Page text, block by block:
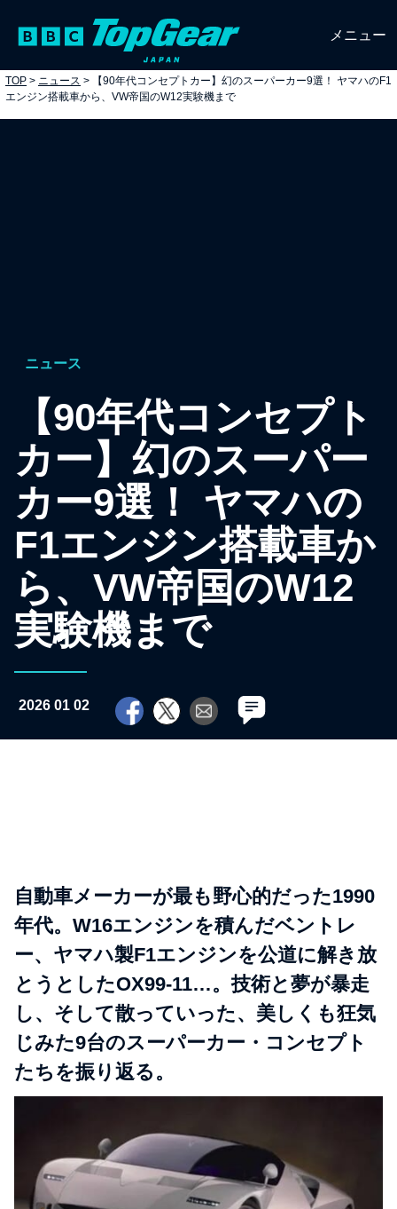
メニュー
TOP > ニュース >
【90年代コンセプトカー】幻のスーパーカー9選！ ヤマハのF1
エンジン搭載車から、VW帝国のW12実験機まで
ニュース
【90年代コンセプト
カー】幻のスーパー
カー9選！ ヤマハの
F1エンジン搭載車か
ら、VW帝国のW12
実験機まで
2026 01 02
自動車メーカーが最も野心的だった1990
年代。W16エンジンを積んだベントレ
ー、ヤマハ製F1エンジンを公道に解き放
とうとしたOX99-11…。技術と夢が暴走
し、そして散っていった、美しくも狂気
じみた9台のスーパーカー・コンセプト
たちを振り返る。